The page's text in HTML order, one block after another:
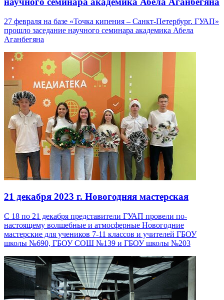
27 февраля на базе «Точка кипения – Санкт-Петербург. ГУАП»
прошло заседание научного семинара академика Абела
Аганбегяна
21 декабря 2023 г. Новогодняя мастерская
С 18 по 21 декабря представители ГУАП провели по-
настоящему волшебные и атмосферные Новогодние
мастерские для учеников 7-11 классов и учителей ГБОУ
школы №690, ГБОУ СОШ №139 и ГБОУ школы №203